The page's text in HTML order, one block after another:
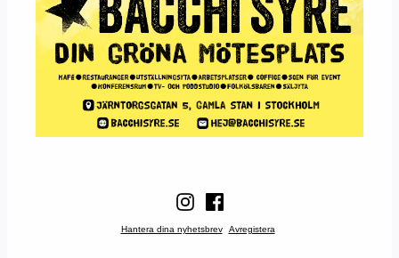
Hantera dina nyhetsbrev Avregistera